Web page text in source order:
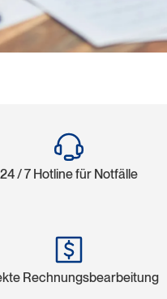
24 / 7 Hotline für Notfälle
Rechnungsbearbeitung